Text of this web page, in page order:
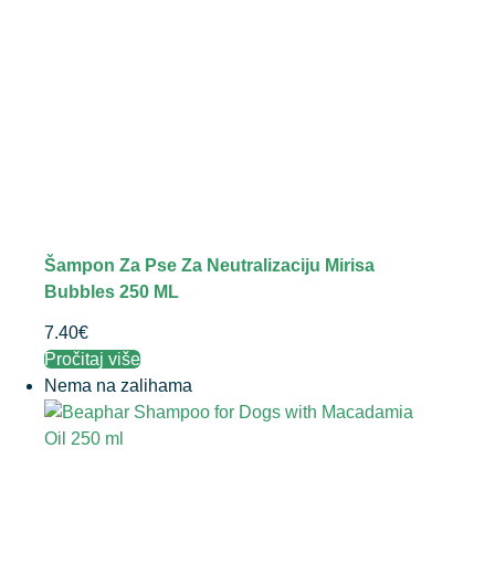
Šampon Za Pse Za Neutralizaciju Mirisa
Bubbles 250 ML
7.40€
Pročitaj više
Nema na zalihama